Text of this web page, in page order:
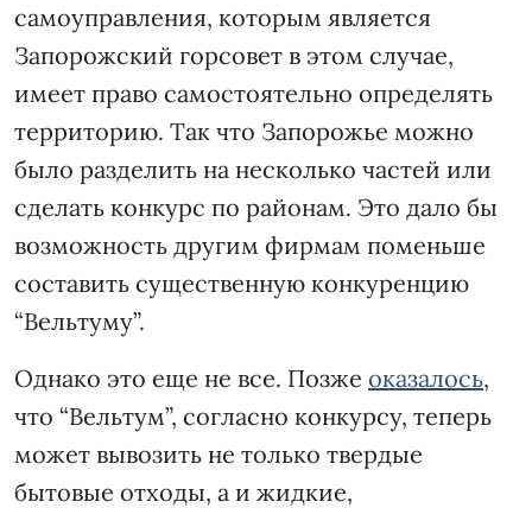
самоуправления, которым является
Запорожский горсовет в этом случае,
имеет право самостоятельно определять
территорию. Так что Запорожье можно
было разделить на несколько частей или
сделать конкурс по районам. Это дало бы
возможность другим фирмам поменьше
составить существенную конкуренцию
“Вельтуму”.
Однако это еще не все. Позже оказалось,
что “Вельтум”, согласно конкурсу, теперь
может вывозить не только твердые
бытовые отходы, а и жидкие,